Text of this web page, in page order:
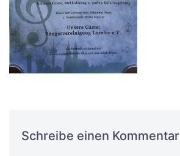
Schreibe einen Kommentar